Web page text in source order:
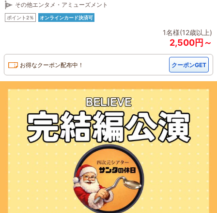
その他エンタメ・アミューズメント
ポイント2％ オンラインカード決済可
1名様(12歳以上)
2,500円～
お得なクーポン配布中！ クーポンGET